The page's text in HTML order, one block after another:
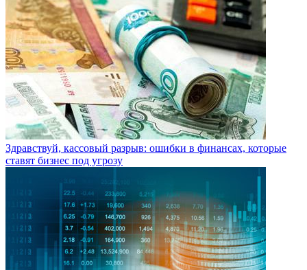
Здравствуй, кассовый разрыв: ошибки в финансах, которые
ставят бизнес под угрозу